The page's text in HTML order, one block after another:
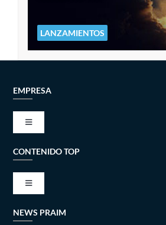
LANZAMIENTOS
EMPRESA
Toggle
Navigation
VISIÓN Y MISIÓN
CONTENIDO TOP
Toggle
Navigation
BESMART – EL NUEVO CONCEPTO DE
NEWS PRAIM